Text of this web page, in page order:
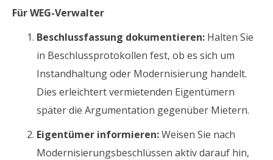
Für WEG-Verwalter
Beschlussfassung dokumentieren: Halten Sie
in Beschlussprotokollen fest, ob es sich um
Instandhaltung oder Modernisierung handelt.
Dies erleichtert vermietenden Eigentümern
später die Argumentation gegenüber Mietern.
Eigentümer informieren:Weisen Sie nach
Modernisierungsbeschlüssen aktiv darauf hin,